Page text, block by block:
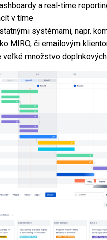
a real-time
v tíme
systémami, napr.
MIRO, či emailovým
množstvo